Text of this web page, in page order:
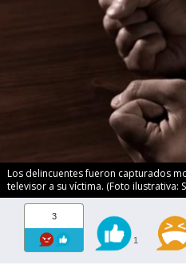
Los delincuentes fueron capturados
televisor a su víctima. (Foto ilustrativa:
3
1